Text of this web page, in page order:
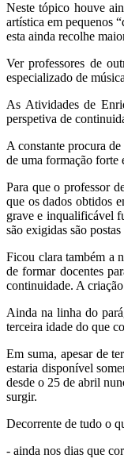
Neste tópico houve
artística em pequenos
esta ainda recolhe
Ver professores de
especializado de
As Atividades de
perspetiva de
A constante procura
de uma formação forte
Para que o professor
que os dados obtidos
grave e inqualificável
são exigidas são
Ficou clara também a
de formar docentes
continuidade. A
Ainda na linha do
terceira idade do que
Em suma, apesar de
estaria disponível
desde o 25 de abril
surgir.
Decorrente de tudo o
- ainda nos dias que